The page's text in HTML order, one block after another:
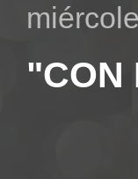
"CON